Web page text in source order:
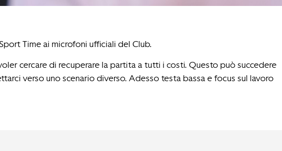
Time ai microfoni ufficiali del Club.
cercare di recuperare la partita a tutti i costi. Questo può succedere
verso uno scenario diverso. Adesso testa bassa e focus sul lavoro